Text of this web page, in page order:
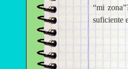
“mi
suficiente